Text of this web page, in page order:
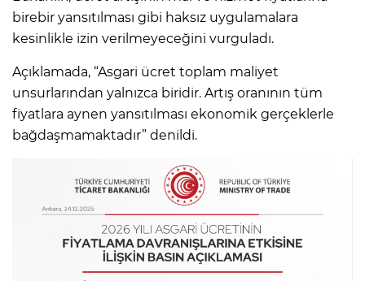
birebir yansıtılması gibi haksız uygulamalara
kesinlikle izin verilmeyeceğini vurguladı.
Açıklamada, “Asgari ücret toplam maliyet
unsurlarından yalnızca biridir. Artış oranının tüm
fiyatlara aynen yansıtılması ekonomik gerçeklerle
bağdaşmamaktadır” denildi.